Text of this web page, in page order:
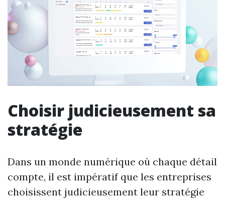
Choisir judicieusement sa
stratégie
Dans un monde numérique où chaque détail
compte, il est impératif que les entreprises
choisissent judicieusement leur stratégie